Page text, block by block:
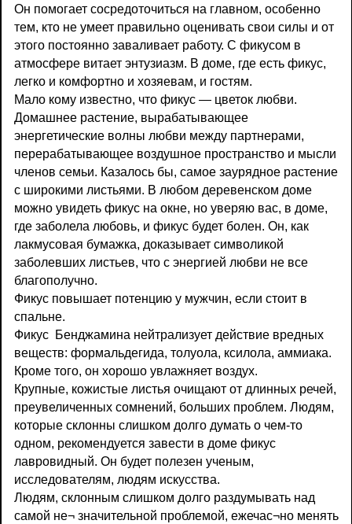
Он помогает сосредоточиться на главном, особенно
тем, кто не умеет правильно оценивать свои силы и от
этого постоянно заваливает работу. С фикусом в
атмосфере витает энтузиазм. В доме, где есть фикус,
легко и комфортно и хозяевам, и гостям.
Мало кому известно, что фикус — цветок любви.
Домашнее растение, вырабатывающее
энергетические волны любви между партнерами,
перерабатывающее воздушное пространство и мысли
членов семьи. Казалось бы, самое заурядное растение
с широкими листьями. В любом деревенском доме
можно увидеть фикус на окне, но уверяю вас, в доме,
где заболела любовь, и фикус будет болен. Он, как
лакмусовая бумажка, доказывает символикой
заболевших листьев, что с энергией любви не все
благополучно.
Фикус повышает потенцию у мужчин, если стоит в
спальне.
Фикус Бенджамина нейтрализует действие вредных
веществ: формальдегида, толуола, ксилола, аммиака.
Кроме того, он хорошо увлажняет воздух.
Крупные, кожистые листья очищают от длинных речей,
преувеличенных сомнений, больших проблем. Людям,
которые склонны слишком долго думать о чем-то
одном, рекомендуется завести в доме фикус
лавровидный. Он будет полезен ученым,
исследователям, людям искусства.
Людям, склонным слишком долго раздумывать над
самой не¬ значительной проблемой, ежечас¬но менять